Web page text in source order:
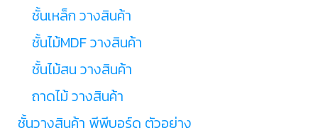
ชั้นเหล็ก วางสินค้า
ชั้นไม้MDF วางสินค้า
ชั้นไม้สน วางสินค้า
ถาดไม้ วางสินค้า
ชั้นวางสินค้า พีพีบอร์ด ตัวอย่าง